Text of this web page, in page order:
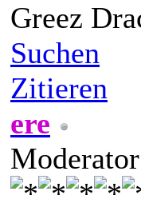
Greez
Suchen
Zitieren
ere
Moderator